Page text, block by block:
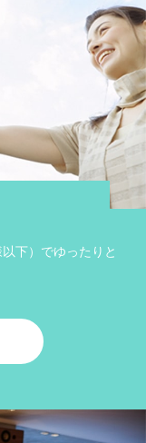
下）でゆったりと